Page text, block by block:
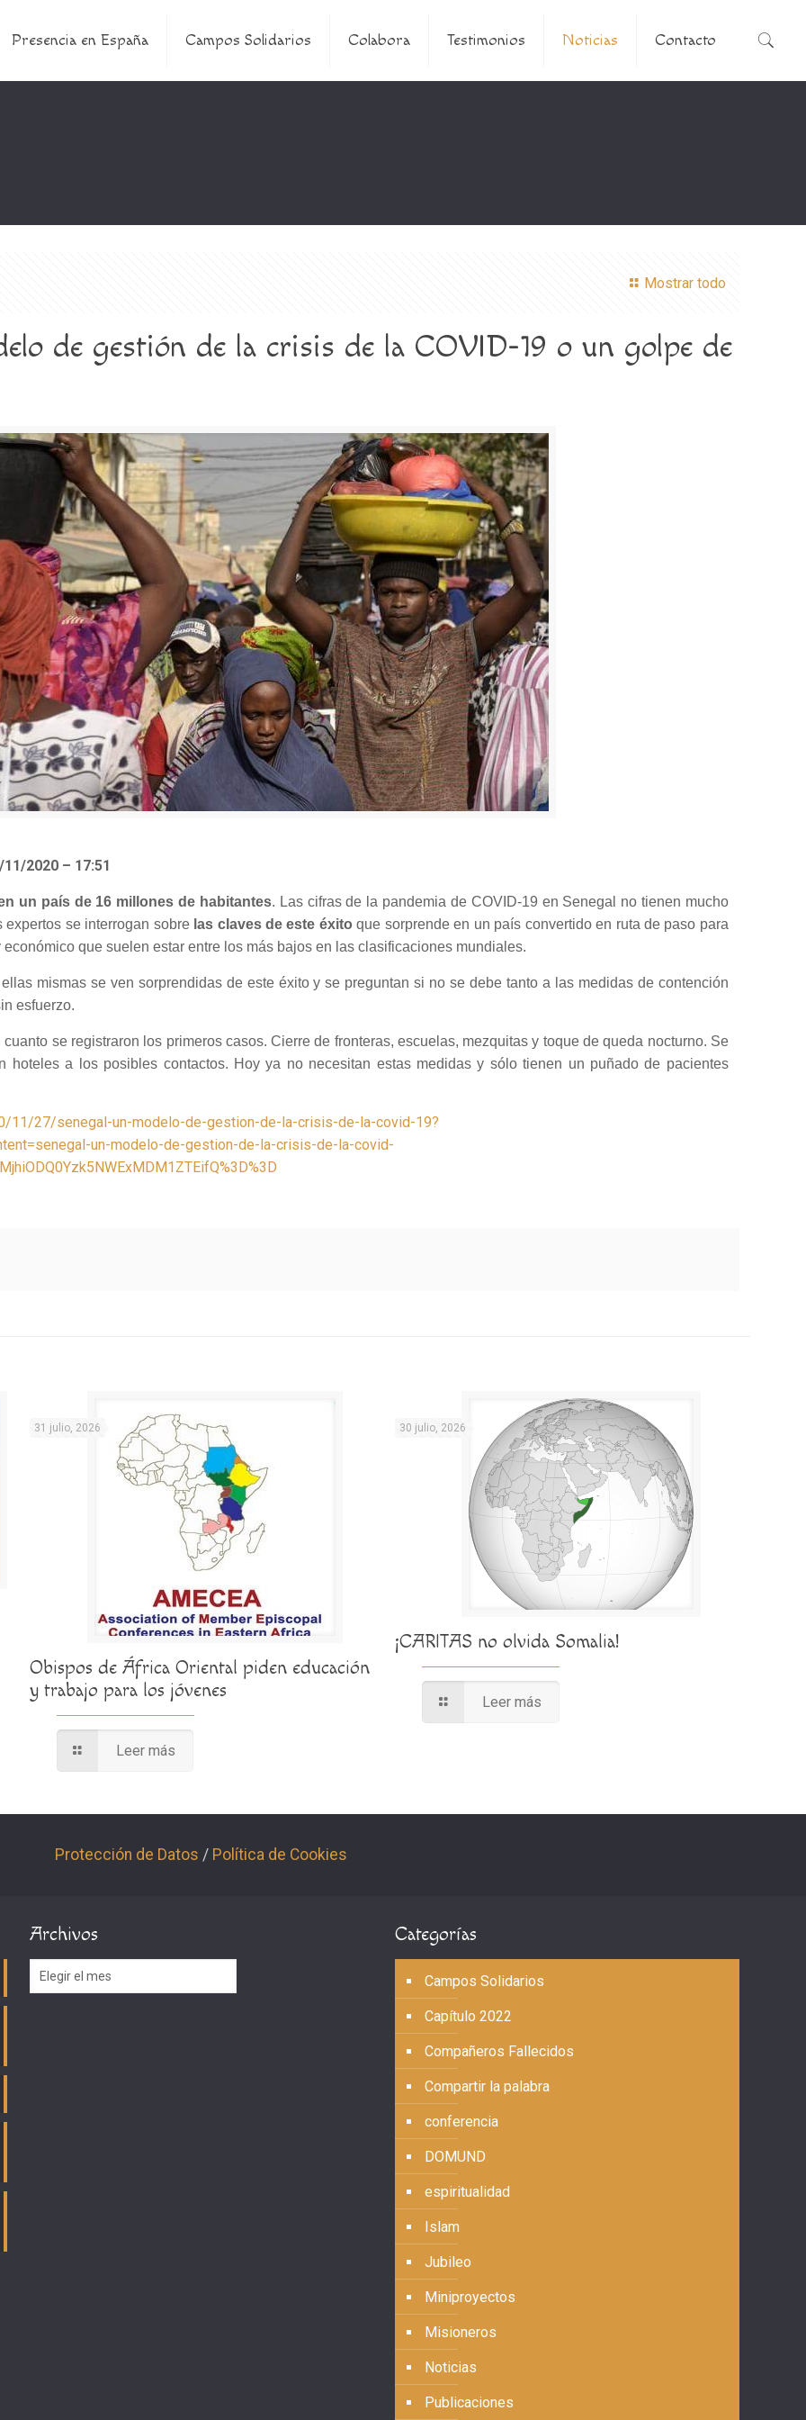
Presencia en España Campos Solidarios Colabora Testimonios Noticias Contacto
Mostrar todo
de gestión de la crisis de la COVID-19 o un golpe de
11/2020 – 17:51
un país de 16 millones de habitantes. Las cifras de la pandemia de COVID-19 en Senegal no tienen mucho
se interrogan sobre las claves de este éxito que sorprende en un país convertido en ruta de paso para
que suelen estar entre los más bajos en las clasificaciones mundiales.
mismas se ven sorprendidas de este éxito y se preguntan si no se debe tanto a las medidas de contención
esfuerzo.
cuanto se registraron los primeros casos. Cierre de fronteras, escuelas, mezquitas y toque de queda nocturno. Se
hoteles a los posibles contactos. Hoy ya no necesitan estas medidas y sólo tienen un puñado de pacientes
11/27/senegal-un-modelo-de-gestion-de-la-crisis-de-la-covid-19?
un-modelo-de-gestion-de-la-crisis-de-la-covid-
31 julio, 2026
Obispos de África Oriental piden educación
y trabajo para los jóvenes
Leer más
30 julio, 2026
¡CARITAS no olvida Somalia!
Leer más
Protección de Datos / Política de Cookies
Archivos
Archivos
Categorías
Campos Solidarios
Capítulo 2022
Compañeros Fallecidos
Compartir la palabra
conferencia
DOMUND
espiritualidad
Islam
Jubileo
Miniproyectos
Misioneros
Noticias
Publicaciones